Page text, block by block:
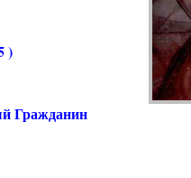
)
Гражданин